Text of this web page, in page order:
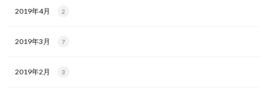
2019年4月 2
2019年3月 7
2019年2月 3